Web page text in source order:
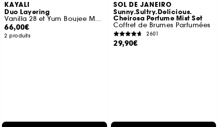
KAYALI
Duo Layering
Vanilla 28 et Yum Boujee Marshamallow 81
66,00€
2 produits
SOL DE JANEIRO
Sunny.Sultry.Delicious.
Cheirosa Perfume Mist Set
Coffret de Brumes Parfumées
2601
29,90€